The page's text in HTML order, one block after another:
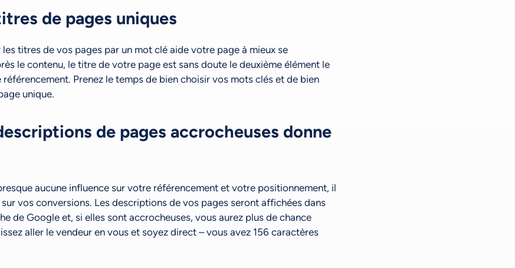
de pages uniques
titres de vos pages par un mot clé aide votre page à mieux se
le contenu, le titre de votre page est sans doute le deuxième élément le
Prenez le temps de bien choisir vos mots clés et de bien
unique.
de pages accrocheuses donne
aucune influence sur votre référencement et votre positionnement, il
vos conversions. Les descriptions de vos pages seront affichées dans
de Google et, si elles sont accrocheuses, vous aurez plus de chance
aller le vendeur en vous et soyez direct – vous avez 156 caractères